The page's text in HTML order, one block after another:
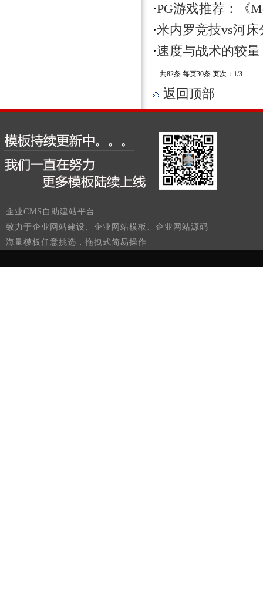
·PG游戏推荐：《
·米内罗竞技vs河
·速度与战术的较
共82条 每页30条 页次：1/3
返回顶部
企业CMS自助建站平台
致力于企业网站建设、企业网站模板、企业网站源码
海量模板任意挑选，拖拽式简易操作